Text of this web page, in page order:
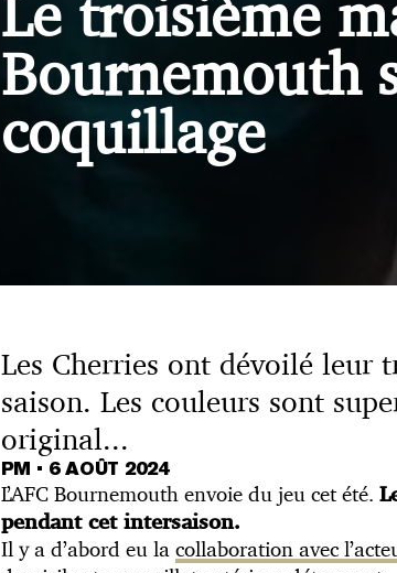
Le troisième
Bournemouth
coquillage
Les Cherries ont dévoilé
saison. Les couleurs sont
original...
PM • 6 AOÛT 2024
L’AFC Bournemouth envoie du jeu cet été.
pendant cet intersaison.
Il y a d’abord eu la collaboration avec